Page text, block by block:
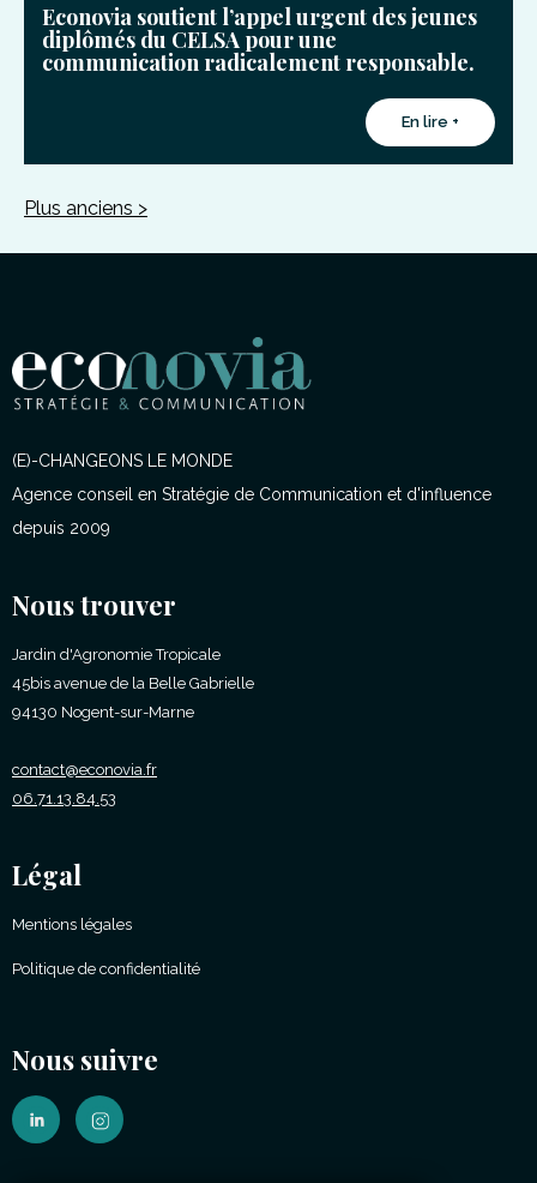
Econovia soutient l’appel urgent des jeunes
diplômés du CELSA pour une
communication radicalement responsable.
En lire +
Plus anciens >
(E)-CHANGEONS LE MONDE
Agence conseil en Stratégie de Communication et d'influence
depuis 2009
Nous trouver
Jardin d'Agronomie Tropicale
45bis avenue de la Belle Gabrielle
94130 Nogent-sur-Marne
contact@econovia.fr
06.71.13.84.53
Légal
Mentions légales
Politique de confidentialité
Nous suivre